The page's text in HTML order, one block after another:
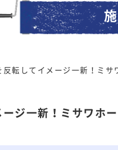
反転してイメージ一新！ミサ
ジ一新！ミサワホ